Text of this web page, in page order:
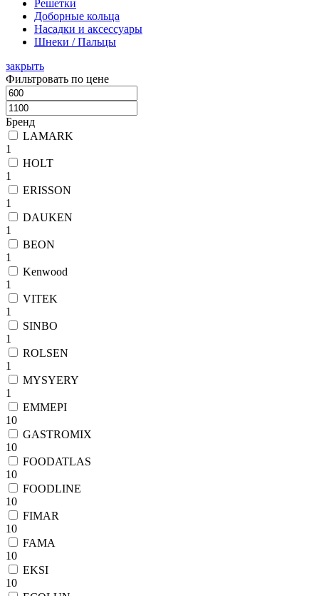
Решетки
Доборные кольца
Насадки и аксессуары
Шнеки / Пальцы
закрыть
Фильтровать по цене
Бренд
LAMARK
1
HOLT
1
ERISSON
1
DAUKEN
1
BEON
1
Kenwood
1
VITEK
1
SINBO
1
ROLSEN
1
MYSYERY
1
EMMEPI
10
GASTROMIX
10
FOODATLAS
10
FOODLINE
10
FIMAR
10
FAMA
10
EKSI
10